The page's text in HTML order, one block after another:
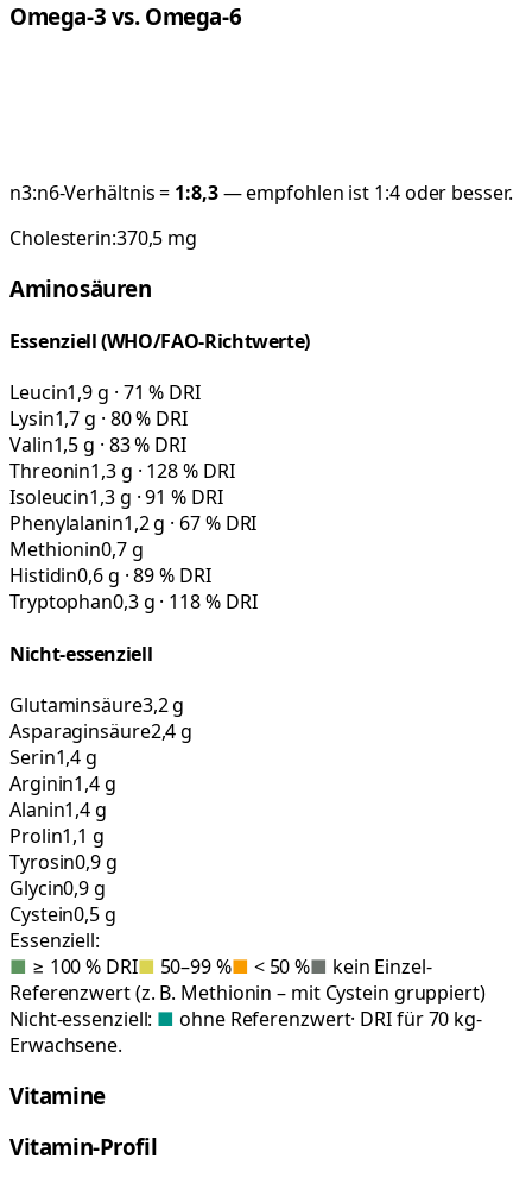
Omega-3 vs. Omega-6
n3:n6-Verhältnis = 1:8,3— empfohlen ist 1:4 oder besser.
Cholesterin:370,5 mg
Aminosäuren
Essenziell (WHO/FAO-Richtwerte)
Leucin1,9 g · 71 % DRI
Lysin1,7 g · 80 % DRI
Valin1,5 g · 83 % DRI
Threonin1,3 g · 128 % DRI
Isoleucin1,3 g · 91 % DRI
Phenylalanin1,2 g · 67 % DRI
Methionin0,7 g
Histidin0,6 g · 89 % DRI
Tryptophan0,3 g · 118 % DRI
Nicht-essenziell
Glutaminsäure3,2 g
Asparaginsäure2,4 g
Serin1,4 g
Arginin1,4 g
Alanin1,4 g
Prolin1,1 g
Tyrosin0,9 g
Glycin0,9 g
Cystein0,5 g
Essenziell:
■ ≥ 100 % DRI■ 50–99 %■ < 50 %■ kein Einzel-
Referenzwert (z. B. Methionin – mit Cystein gruppiert)
Nicht-essenziell: ■ ohne Referenzwert· DRI für 70 kg-
Erwachsene.
Vitamine
Vitamin-Profil